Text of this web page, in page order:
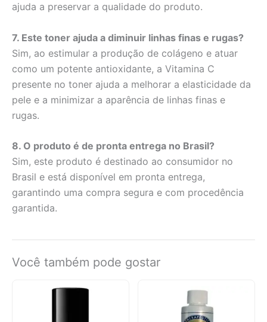
ajuda a preservar a qualidade do produto.
7. Este toner ajuda a diminuir linhas finas e rugas?
Sim, ao estimular a produção de colágeno e atuar
como um potente antioxidante, a Vitamina C
presente no toner ajuda a melhorar a elasticidade da
pele e a minimizar a aparência de linhas finas e
rugas.
8. O produto é de pronta entrega no Brasil?
Sim, este produto é destinado ao consumidor no
Brasil e está disponível em pronta entrega,
garantindo uma compra segura e com procedência
garantida.
Você também pode gostar